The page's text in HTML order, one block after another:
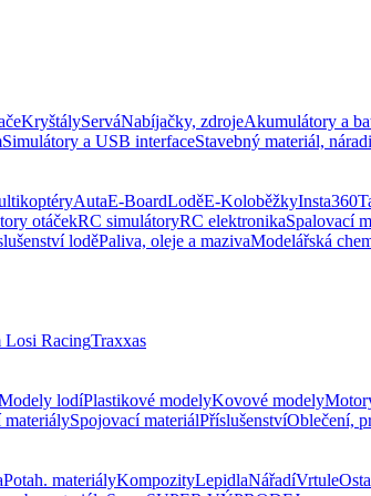
KryštályServáNabíjačky, zdrojeAkumulátory a
Simulátory a USB interfaceStavebný materiál,
AutaE-BoardLoděE-KoloběžkyInsta360
otáčekRC simulátoryRC elektronikaSpalovací
loděPaliva, oleje a mazivaModelářská
Losi RacingTraxxas
lodíPlastikové modelyKovové modely
materiálySpojovací materiálPříslušenstvíOblečení,
Potah. materiályKompozityLepidlaNářadíVrtule